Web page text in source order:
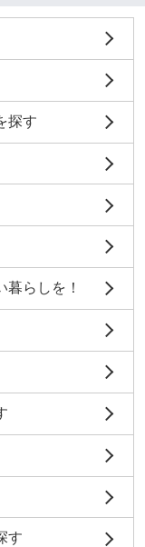
探す
らしを！
す